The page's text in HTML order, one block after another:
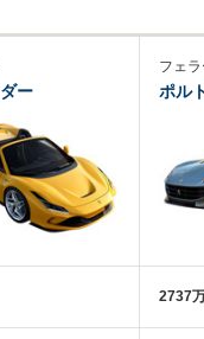
ー
フェラ
ポル
2737